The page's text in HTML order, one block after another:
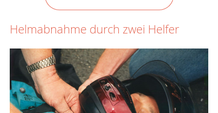
Helmabnahme durch zwei Helfer